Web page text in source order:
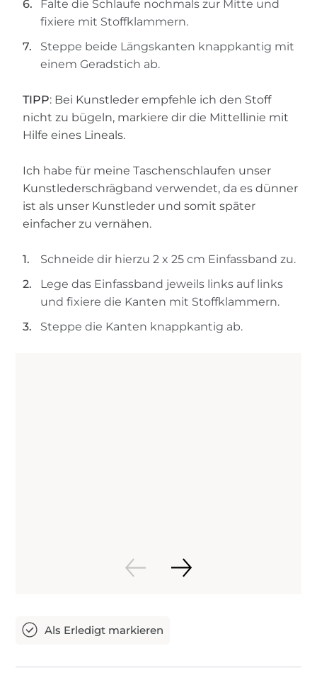
Falte die Schlaufe nochmals zur Mitte und
fixiere mit Stoffklammern.
Steppe beide Längskanten knappkantig mit
einem Geradstich ab.
TIPP: Bei Kunstleder empfehle ich den Stoff
nicht zu bügeln, markiere dir die Mittellinie mit
Hilfe eines Lineals.
Ich habe für meine Taschenschlaufen unser
Kunstlederschrägband verwendet, da es dünner
ist als unser Kunstleder und somit später
einfacher zu vernähen.
Schneide dir hierzu 2 x 25 cm Einfassband zu.
Lege das Einfassband jeweils links auf links
und fixiere die Kanten mit Stoffklammern.
Steppe die Kanten knappkantig ab.